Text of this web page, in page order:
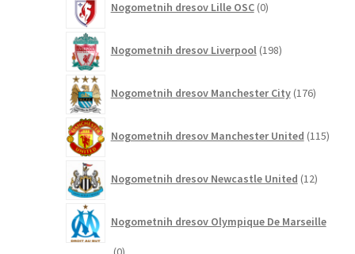
Nogometnih dresov Lille OSC 0izdelkov
Nogometnih dresov Liverpool 198izdelkov
Nogometnih dresov Manchester City 176izdelkov
Nogometnih dresov Manchester United 115
Nogometnih dresov Newcastle United 12izdelkov
Nogometnih dresov Olympique De Marseille
0